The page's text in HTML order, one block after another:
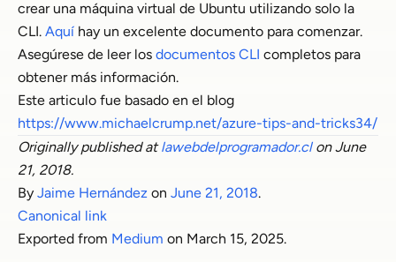
crear una máquina virtual de Ubuntu utilizando solo la
CLI. Aquí hay un excelente documento para comenzar.
Asegúrese de leer los documentos CLI completos para
obtener más información.
Este articulo fue basado en el blog
https://www.michaelcrump.net/azure-tips-and-tricks34/
Originally published at lawebdelprogramador.cl on June
21, 2018.
By Jaime Hernández on June 21, 2018.
Canonical link
Exported from Medium on March 15, 2025.